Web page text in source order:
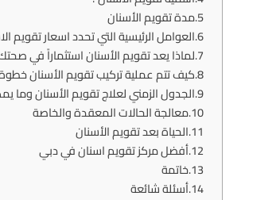
مدة تقويم الأسنان
العوامل الرئيسية التي تحدد اسعار تقويم
لماذا يعد تقويم الأسنان استثماراً في
كيف تتم عملية تركيب تقويم الأسنان
الجدول الزمني لعلاج تقويم الأسنان وما
معالجة الحالات المعقدة والخاصة
الحياة بعد تقويم الأسنان
أفضل مركز تقويم اسنان في دبي
خاتمة
أسئلة شائعة